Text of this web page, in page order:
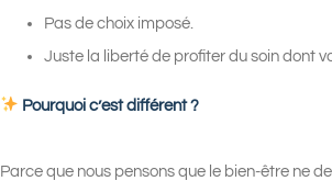
Pas de choix imposé.
Juste la liberté de profiter du soin dont
Pourquoi c’est différent ?
Parce que nous pensons que le bien-être ne